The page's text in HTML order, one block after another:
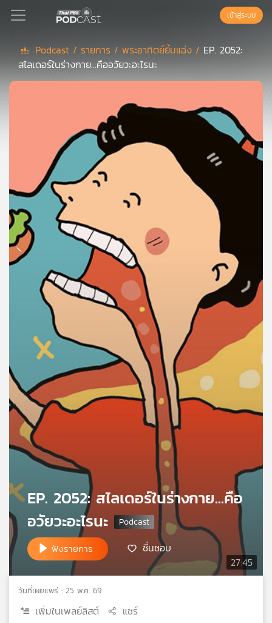
Podcast
เพล
ย์
ลิ
สต์
ของ
บทความ
ข่าว
และ
กิจกรรม
เกี่ยว
กับ
เรา
เครือ
วิทยุ
ไทย
เข้าสู่ระบบ
Podcast / รายการ /พระอาทิตย์ยิ้มแฉ่ง / EP. 2052:
สไลเดอร์ในร่างกาย...คืออวัยวะอะไรนะ
27:45
EP. 2052: สไลเดอร์ในร่างกาย...คือ
อวัยวะอะไรนะ
ฟังรายการ ชื่นชอบ
วันที่เผยแพร่ : 25 พ.ค. 69
เพิ่มในเพลย์ลิสต์ แชร์